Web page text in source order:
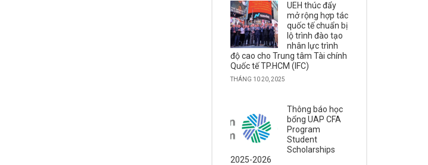
UEH thúc đẩy
mở rộng hợp tác
quốc tế chuẩn bị
lộ trình đào tạo
nhân lực trình
độ cao cho Trung tâm Tài chính
Quốc tế TP.HCM (IFC)
THÁNG 10 20, 2025
Thông báo học
bổng UAP CFA
Program
Student
Scholarships
2025-2026